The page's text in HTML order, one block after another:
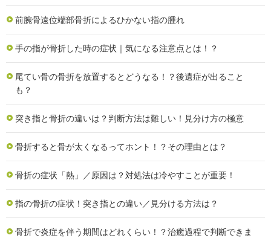
前腕骨遠位端部骨折によるひかない指の腫れ
手の指が骨折した時の症状｜気になる注意点とは！？
尾てい骨の骨折を放置するとどうなる！？後遺症が出ること
も？
突き指と骨折の違いは？判断方法は難しい！見分け方の極意
骨折すると骨が太くなるってホント！？その理由とは？
骨折の症状「熱」／原因は？対処法は冷やすことが重要！
指の骨折の症状！突き指との違い／見分ける方法は？
骨折で炎症を伴う期間はどれくらい！？治癒過程で判断できま